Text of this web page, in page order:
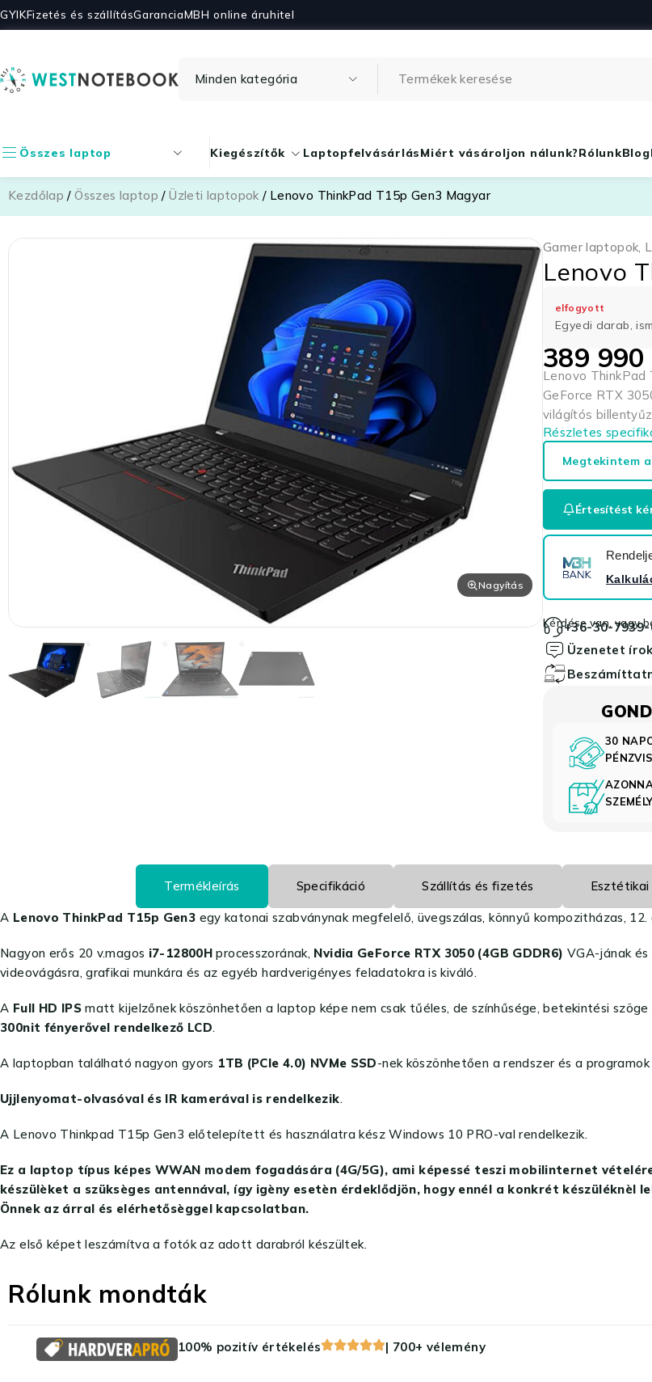
GYIKFizetés és szállításGaranciaMBH online áruhitel
Összes laptop Kiegészítők LaptopfelvásárlásMiért vásároljon nálunk?RólunkBlog
Kezdőlap /Összes laptop /Üzleti laptopok / Lenovo ThinkPad T15p Gen3 Magyar
Nagyítás
Gamer laptopok,
Lenovo
elfogyott
Egyedi darab,
389 990
Lenovo ThinkPad
GeForce RTX
világítós
Részletes
Megtekintem
Értesítést
Kérdése van, vagy
+36-30-7939-
Üzenetet írok
30
Termékleírás Specifikáció Szállítás és fizetés Esztétikai
A Lenovo ThinkPad T15p Gen3 egy katonai szabványnak megfelelő, üvegszálas, könnyű kompozitházas,
Nagyon erős 20 v.magos i7-12800H processzorának, Nvidia GeForce RTX 3050 (4GB GDDR6) VGA-jának és
videovágásra, grafikai munkára és az egyéb hardverigényes feladatokra is kiváló.
A Full HD IPSmatt kijelzőnek köszönhetően a laptop képe nem csak tűéles, de színhűsége, betekintési
300nit fényerővel rendelkező LCD.
A laptopban található nagyon gyors 1TB (PCIe 4.0) NVMe SSD-nek köszönhetően a rendszer és a
Ujjlenyomat-olvasóval és IR kamerával is rendelkezik.
A Lenovo Thinkpad T15p Gen3 előtelepített és használatra kész Windows 10 PRO-val rendelkezik.
Ez a laptop típus képes WWAN modem fogadására (4G/5G), ami képessé teszi mobilinternet
készülèket a szüksèges antennával, így igèny esetèn érdeklődjön, hogy ennél a konkrét készüléknèl
Önnek az árral és elérhetősèggel kapcsolatban.
Az első képet leszámítva a fotók az adott darabról készültek.
Rólunk mondták
100% pozitív értékelés | 700+ vélemény